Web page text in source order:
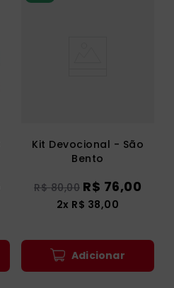
Kit Devocional - São
Bento
R$ 80,00 R$ 76,00
2x R$ 38,00
Adicionar